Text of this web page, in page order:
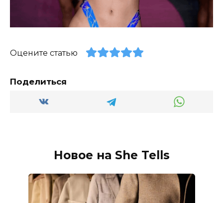
Оцените статью
Поделиться
Новое на She Tells